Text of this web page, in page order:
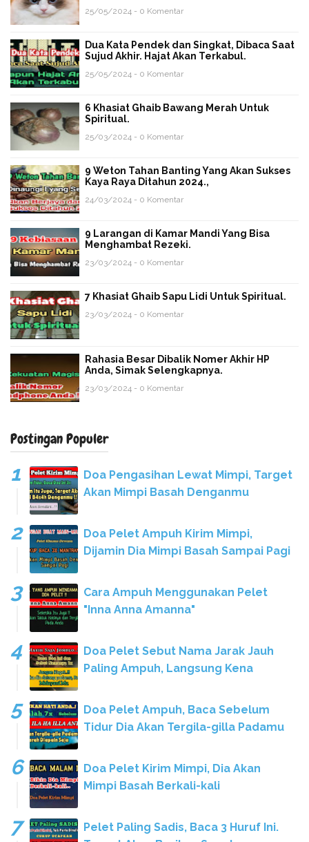
25/05/2024 - 0 Komentar
Dua Kata Pendek dan Singkat, Dibaca Saat
Sujud Akhir. Hajat Akan Terkabul.
25/05/2024 - 0 Komentar
6 Khasiat Ghaib Bawang Merah Untuk
Spiritual.
25/03/2024 - 0 Komentar
9 Weton Tahan Banting Yang Akan Sukses
Kaya Raya Ditahun 2024.,
24/03/2024 - 0 Komentar
9 Larangan di Kamar Mandi Yang Bisa
Menghambat Rezeki.
23/03/2024 - 0 Komentar
7 Khasiat Ghaib Sapu Lidi Untuk Spiritual.
23/03/2024 - 0 Komentar
Rahasia Besar Dibalik Nomer Akhir HP
Anda, Simak Selengkapnya.
23/03/2024 - 0 Komentar
Postingan Populer
Doa Pengasihan Lewat Mimpi, Target
Akan Mimpi Basah Denganmu
Doa Pelet Ampuh Kirim Mimpi,
Dijamin Dia Mimpi Basah Sampai Pagi
Cara Ampuh Menggunakan Pelet
"Inna Anna Amanna"
Doa Pelet Sebut Nama Jarak Jauh
Paling Ampuh, Langsung Kena
Doa Pelet Ampuh, Baca Sebelum
Tidur Dia Akan Tergila-gilla Padamu
Doa Pelet Kirim Mimpi, Dia Akan
Mimpi Basah Berkali-kali
Pelet Paling Sadis, Baca 3 Huruf Ini.